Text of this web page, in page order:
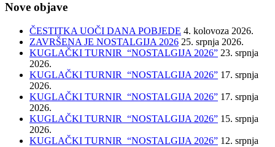
Nove objave
ČESTITKA UOČI DANA POBJEDE 4. kolovoza 2026.
ZAVRŠENA JE NOSTALGIJA 2026 25. srpnja 2026.
KUGLAČKI TURNIR “NOSTALGIJA 2026” 23. srpnja
2026.
KUGLAČKI TURNIR “NOSTALGIJA 2026” 17. srpnja
2026.
KUGLAČKI TURNIR “NOSTALGIJA 2026” 17. srpnja
2026.
KUGLAČKI TURNIR “NOSTALGIJA 2026” 15. srpnja
2026.
KUGLAČKI TURNIR “NOSTALGIJA 2026” 12. srpnja